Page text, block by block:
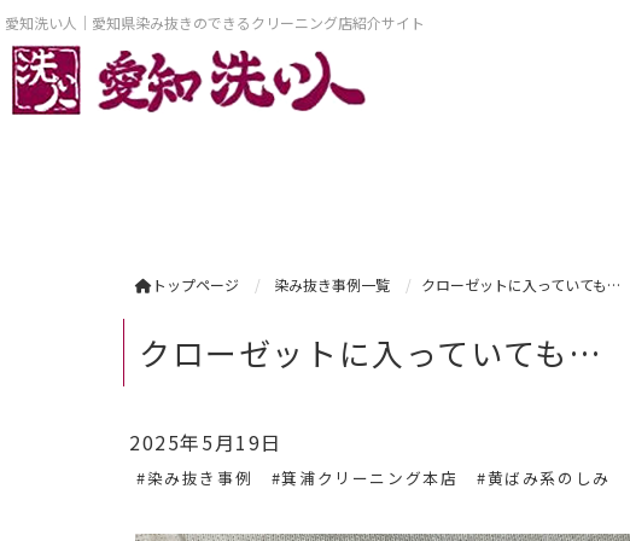
愛知洗い人｜愛知県染み抜きのできるクリーニング店紹介サイト
トップページ 染み抜き事例一覧 クローゼットに入っていても…
クローゼットに入っていても…
2025年5月19日
#染み抜き事例 #箕浦クリーニング本店 #黄ばみ系のしみ